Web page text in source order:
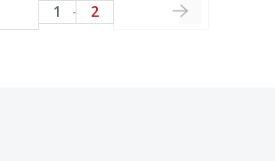
1 2